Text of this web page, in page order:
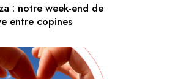
: notre week-end de
entre copines